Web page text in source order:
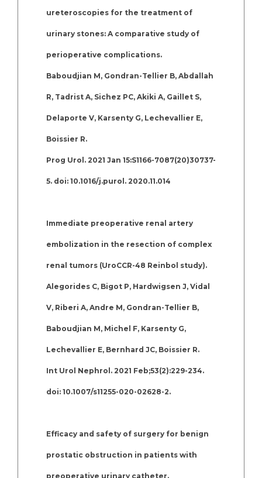
ureteroscopies for the treatment of
urinary stones: A comparative study of
perioperative complications.
Baboudjian M, Gondran-Tellier B, Abdallah
R, Tadrist A, Sichez PC, Akiki A, Gaillet S,
Delaporte V, Karsenty G, Lechevallier E,
Boissier R.
Prog Urol. 2021 Jan 15:S1166-7087(20)30737-
5. doi: 10.1016/j.purol. 2020.11.014
Immediate preoperative renal artery
embolization in the resection of complex
renal tumors (UroCCR-48 Reinbol study).
Alegorides C, Bigot P, Hardwigsen J, Vidal
V, Riberi A, Andre M, Gondran-Tellier B,
Baboudjian M, Michel F, Karsenty G,
Lechevallier E, Bernhard JC, Boissier R.
Int Urol Nephrol. 2021 Feb;53(2):229-234.
doi: 10.1007/s11255-020-02628-2.
Efficacy and safety of surgery for benign
prostatic obstruction in patients with
preoperative urinary catheter.